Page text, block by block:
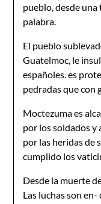
pueblo, desde
palabra.
El pueblo
Guatelmoc, le
españoles. es
pedradas que con
Moctezuma es
por los soldados y
por las heridas de
cumplido los
Desde la muerte
Las luchas son